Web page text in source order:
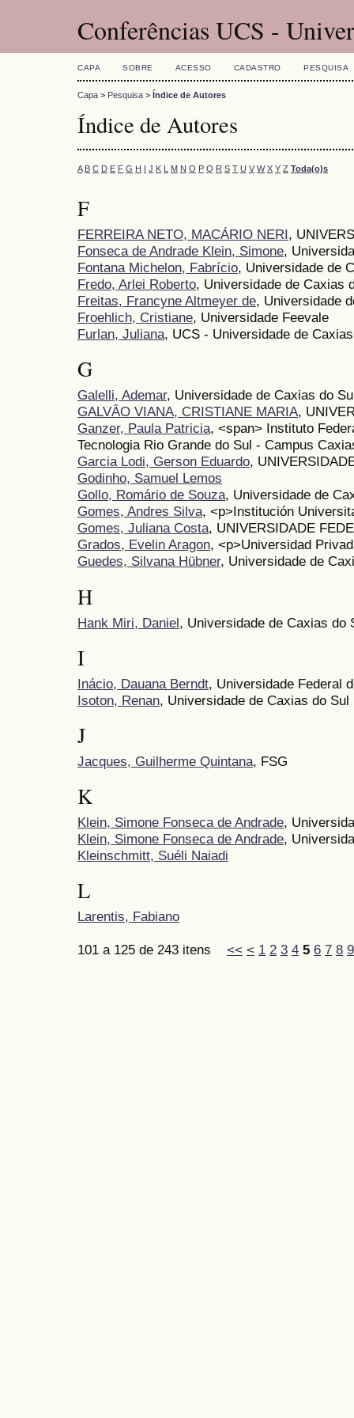
Conferências UCS -
CAPA SOBRE ACESSO CADASTRO PESQUISA
Capa > Pesquisa > Índice de Autores
Índice de Autores
A B C D E F G H I J K L M N O P Q R S T U V W X Y Z Toda(o)s
F
FERREIRA NETO, MACÁRIO NERI,
Fonseca de Andrade Klein, Simone,
Fontana Michelon, Fabrício, Universidade de
Fredo, Arlei Roberto, Universidade de Caxias
Freitas, Francyne Altmeyer de, Universidade
Froehlich, Cristiane, Universidade Feevale
Furlan, Juliana, UCS - Universidade de
G
Galelli, Ademar, Universidade de Caxias do
GALVÂO VIANA, CRISTIANE MARIA,
Ganzer, Paula Patricia, <span> Instituto
Tecnologia Rio Grande do Sul - Campus
Garcia Lodi, Gerson Eduardo,
Godinho, Samuel Lemos
Gollo, Romário de Souza, Universidade de
Gomes, Andres Silva, <p>Institución
Gomes, Juliana Costa, UNIVERSIDADE
Grados, Evelin Aragon, <p>Universidad
Guedes, Silvana Hübner, Universidade de
H
Hank Miri, Daniel, Universidade de Caxias do
I
Inácio, Dauana Berndt, Universidade Federal
Isoton, Renan, Universidade de Caxias do Sul
J
Jacques, Guilherme Quintana, FSG
K
Klein, Simone Fonseca de Andrade,
Klein, Simone Fonseca de Andrade,
Kleinschmitt, Suéli Naiadi
L
Larentis, Fabiano
101 a 125 de 243 itens << < 1 2 3 4 5 6 7 8 9